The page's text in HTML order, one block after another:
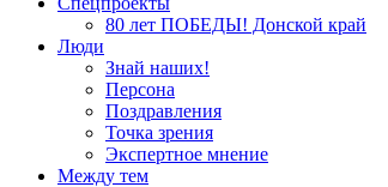
80 лет ПОБЕДЫ! Донской край
Люди
Знай наших!
Персона
Поздравления
Точка зрения
Экспертное мнение
Между тем